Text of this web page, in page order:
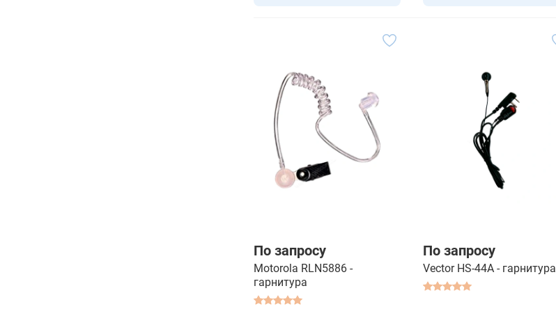
По запросу
Motorola RLN5886 -
гарнитура
По запросу
Vector HS-44A - гарнитура